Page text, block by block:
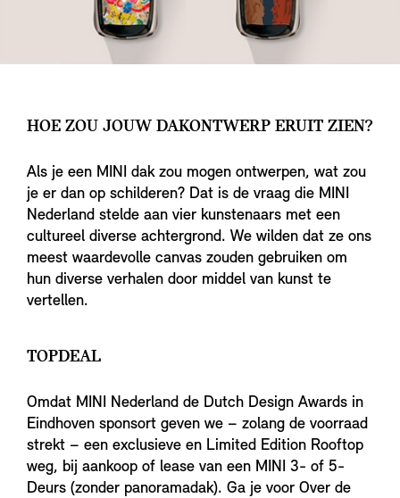
HOE ZOU JOUW DAKONTWERP ERUIT ZIEN?
Als je een MINI dak zou mogen ontwerpen, wat zou
je er dan op schilderen? Dat is de vraag die MINI
Nederland stelde aan vier kunstenaars met een
cultureel diverse achtergrond. We wilden dat ze ons
meest waardevolle canvas zouden gebruiken om
hun diverse verhalen door middel van kunst te
vertellen.
TOPDEAL
Omdat MINI Nederland de Dutch Design Awards in
Eindhoven sponsort geven we – zolang de voorraad
strekt – een exclusieve en Limited Edition Rooftop
weg, bij aankoop of lease van een MINI 3- of 5-
Deurs (zonder panoramadak). Ga je voor Over de